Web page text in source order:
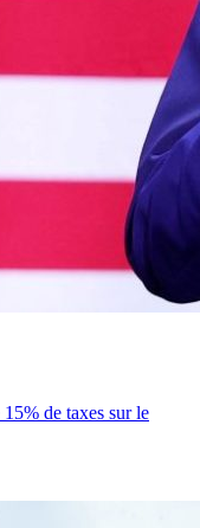
de taxes sur le